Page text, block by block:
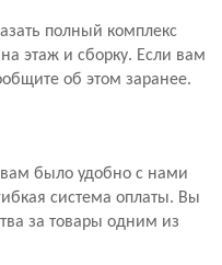
полный комплекс
этаж и сборку. Если вам
об этом заранее.
было удобно с нами
система оплаты. Вы
за товары одним из